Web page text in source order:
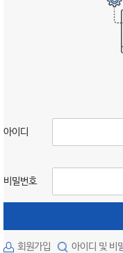
아이디
비밀번호
회원가입 아이디 및 비